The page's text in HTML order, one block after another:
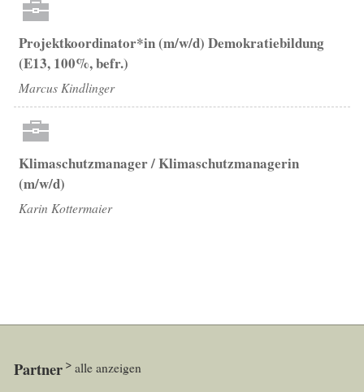
Projektkoordinator*in (m/w/d) Demokratiebildung
(E13, 100%, befr.)
Marcus Kindlinger
Klimaschutzmanager / Klimaschutzmanagerin
(m/w/d)
Karin Kottermaier
Partner alle anzeigen